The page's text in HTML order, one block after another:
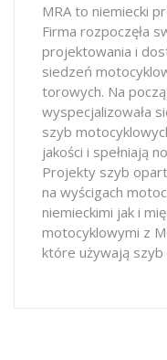
MRA to niemiecki
Firma rozpoczęła
projektowania i
siedzeń
torowych. Na
wyspecjalizowała
szyb
jakości i spełniają
Projekty szyb
na wyścigach
niemieckimi jak i
motocyklowymi z
które używają szyb